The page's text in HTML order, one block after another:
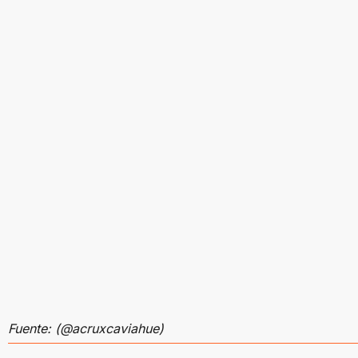
Fuente: (@acruxcaviahue)